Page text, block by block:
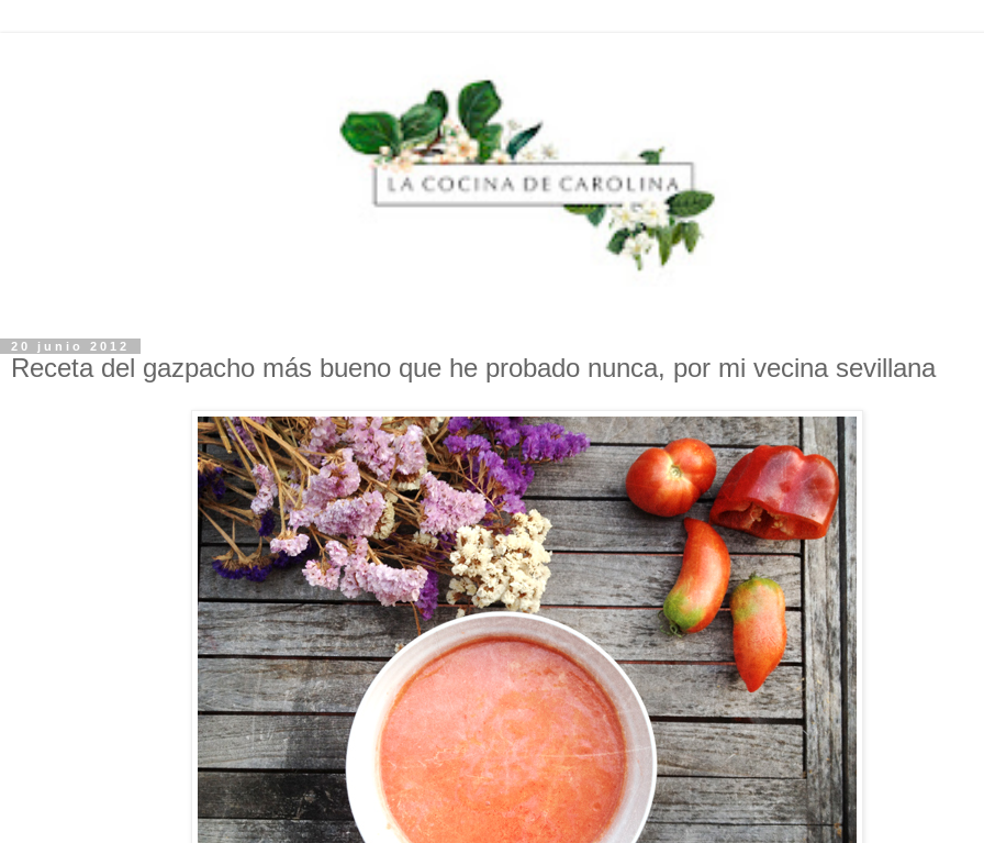
20 junio 2012
Receta del gazpacho más bueno que he probado nunca, por mi vecina sevillana